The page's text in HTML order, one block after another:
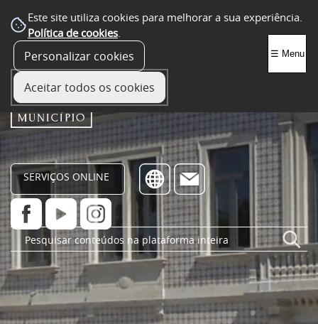
Este site utiliza cookies para melhorar a sua experiência.
Política de cookies.
Personalizar cookies
Aceitar todos os cookies
SERVIÇOS ONLINE
☰ Menu